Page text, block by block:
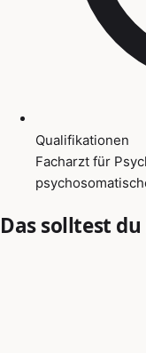
Qualifikationen
Facharzt für
Das solltest